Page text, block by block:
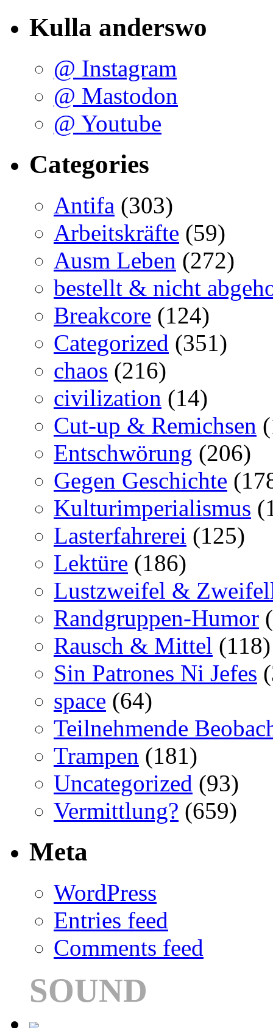
Kulla anderswo
@ Instagram
@ Mastodon
@ Youtube
Categories
Antifa (303)
Arbeitskräfte (59)
Ausm Leben (272)
bestellt & nicht
Breakcore (124)
Categorized (351)
chaos (216)
civilization (14)
Cut-up & Remichsen
Entschwörung (206)
Gegen Geschichte
Kulturimperialismus
Lasterfahrerei (125)
Lektüre (186)
Lustzweifel &
Randgruppen-Humor
Rausch & Mittel (118)
Sin Patrones Ni Jefes
space (64)
Teilnehmende
Trampen (181)
Uncategorized (93)
Vermittlung? (659)
Meta
WordPress
Entries feed
Comments feed
SOUND